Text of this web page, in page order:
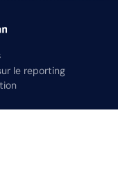
le reporting